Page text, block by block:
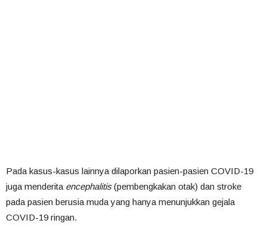
Pada kasus-kasus lainnya dilaporkan pasien-pasien COVID-19
juga menderita encephalitis(pembengkakan otak) dan stroke
pada pasien berusia muda yang hanya menunjukkan gejala
COVID-19 ringan.